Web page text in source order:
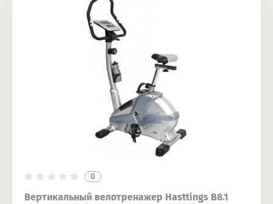
0
Вертикальный велотренажер Hasttings B8.1